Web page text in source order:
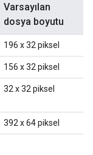
Varsayılan
dosya boyutu
196 x 32 piksel
156 x 32 piksel
32 x 32 piksel
392 x 64 piksel